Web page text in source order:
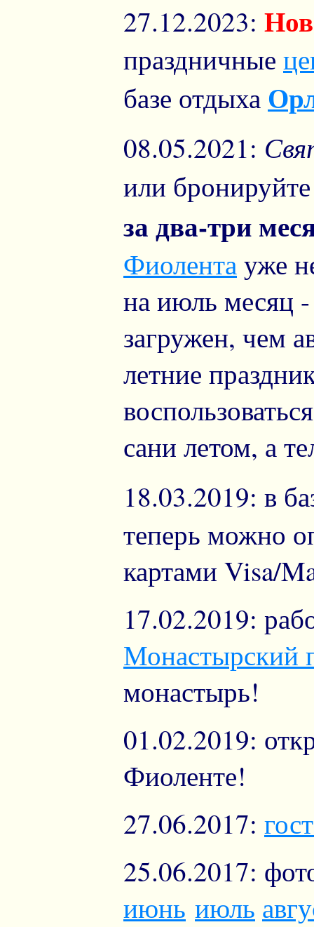
27.12.2023:
праздничные
базе отдыха
08.05.2021:
или
за два-три
Фиолентауже
на июль месяц
загружен, чем
летние
сани летом, а
18.03.2019: в
теперь можно
картами Visa/
17.02.2019:
Монастырский
монастырь!
01.02.2019:
Фиоленте!
27.06.2017:
25.06.2017:
июнь июль